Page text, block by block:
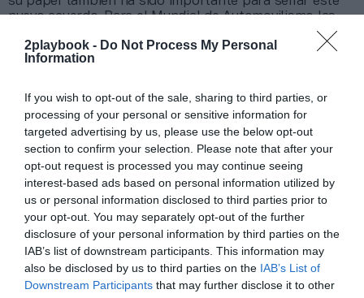
2playbook - Do Not Process My Personal
Information
If you wish to opt-out of the sale, sharing to third parties, or
processing of your personal or sensitive information for
targeted advertising by us, please use the below opt-out
section to confirm your selection. Please note that after your
opt-out request is processed you may continue seeing
interest-based ads based on personal information utilized by
us or personal information disclosed to third parties prior to
your opt-out. You may separately opt-out of the further
disclosure of your personal information by third parties on the
IAB’s list of downstream participants. This information may
also be disclosed by us to third parties on the IAB’s List of
Downstream Participants that may further disclose it to other
nuevo acuerdo. Para el Mundial de Automovilismo las
negociaciones se antojan más complicadas, sobre todo
a partir de la incorporación de Madrid al calendario,
pero su buena r
¿Aún no conoces qué es PRO Women in Sports?
PRO Womenes un evento organizado por
2Playbook, que en febrero de 2025 celebra su segunda
edición. El evento presencial, celebrado en Barcelona, va
acompañado del primer informe que pone cifras
económicas al negocio que genera el deporte femenino
en España:
Women in Sports Landscape
Todas las ponencias están disponibles en
en formato podcast. También
puedes seguir toda la actualidad económica del deporte
practicado por mujeres a través dePRO Women in